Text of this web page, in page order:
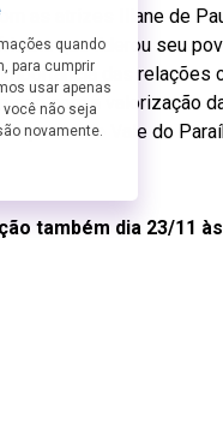
as atrizes Illane de
que liderou seu
das relações
com a valorização
especial do Vale do
também dia 23/11
quando
para cumprir
usar apenas
você não seja
novamente.